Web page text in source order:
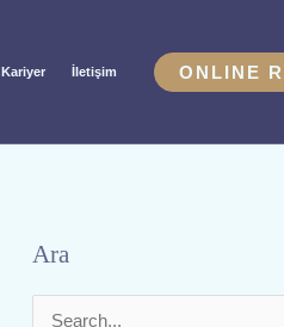
Kariyer İletişim ONLINE
Ara